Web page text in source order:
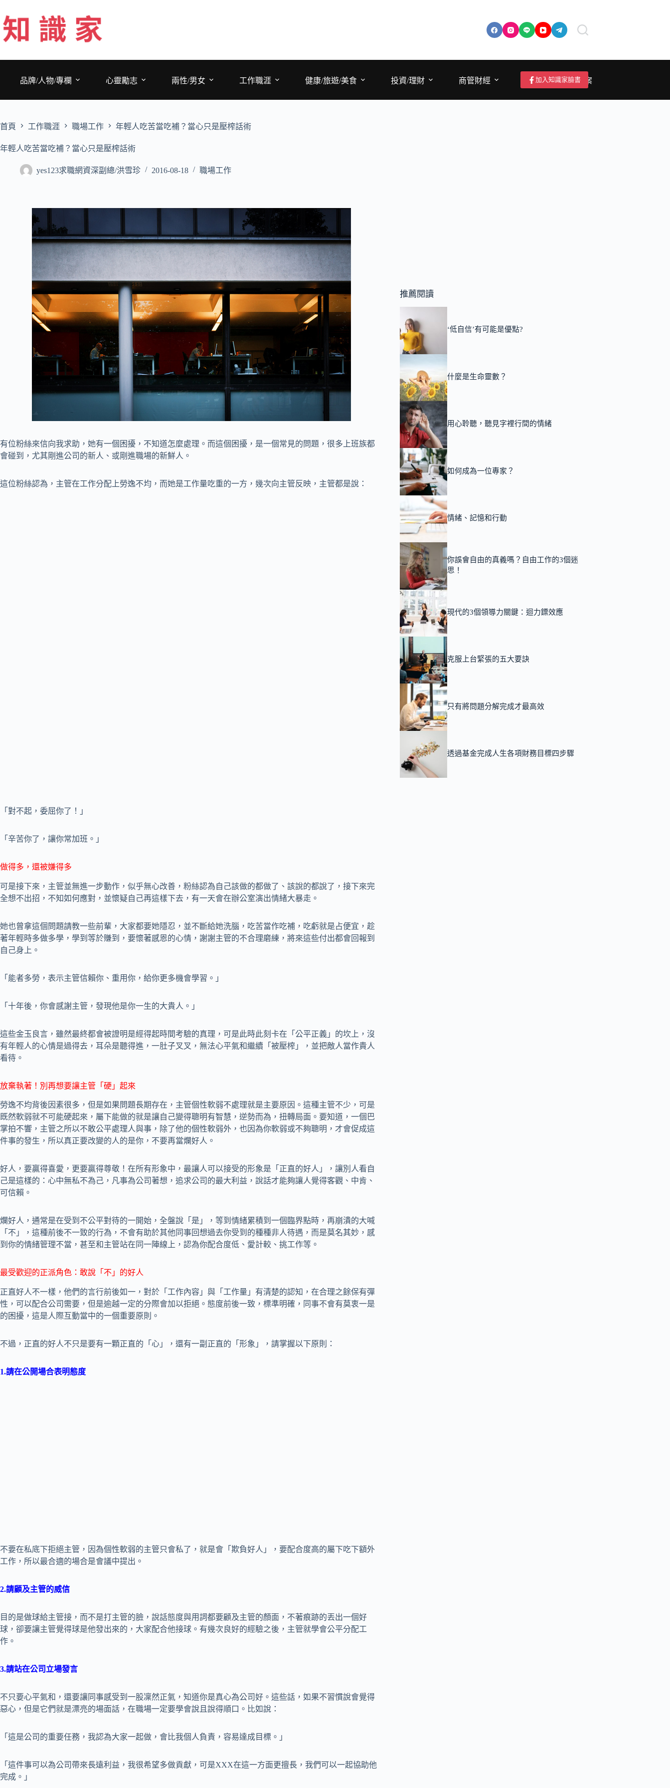
至
主
要
品牌/人物/專欄
心靈勵志 兩性/男女 工作職涯 健康/旅遊/美食 投資/理財 商管財經 成為作者/投稿/提案
加入知識家臉書
首頁 工作職涯 職場工作 年輕人吃苦當吃補？當心只是壓榨話術
年輕人吃苦當吃補？當心只是壓榨話術
yes123求職網資深副總/洪雪珍 2016-08-18 職場工作
有位粉絲來信向我求助，她有一個困擾，不知道怎麼處理。而這個困擾，是一個常見的問題，很多上班族都
會碰到，尤其剛進公司的新人、或剛進職場的新鮮人。
這位粉絲認為，主管在工作分配上勞逸不均，而她是工作量吃重的一方，幾次向主管反映，主管都是說：
「對不起，委屈你了！」
「辛苦你了，讓你常加班。」
做得多，還被嫌得多
可是接下來，主管並無進一步動作，似乎無心改善，粉絲認為自己該做的都做了、該說的都說了，接下來完
全想不出招，不知如何應對，並懷疑自己再這樣下去，有一天會在辦公室演出情緒大暴走。
她也曾拿這個問題請教一些前輩，大家都要她隱忍，並不斷給她洗腦，吃苦當作吃補，吃虧就是占便宜，趁
著年輕時多做多學，學到等於賺到，要懷著感恩的心情，謝謝主管的不合理磨練，將來這些付出都會回報到
自己身上。
「能者多勞，表示主管信賴你、重用你，給你更多機會學習。」
「十年後，你會感謝主管，發現他是你一生的大貴人。」
這些金玉良言，雖然最終都會被證明是經得起時間考驗的真理，可是此時此刻卡在「公平正義」的坎上，沒
有年輕人的心情是過得去，耳朵是聽得進，一肚子叉叉，無法心平氣和繼續「被壓榨」，並把敵人當作貴人
看待。
放棄執著！別再想要讓主管「硬」起來
勞逸不均背後因素很多，但是如果問題長期存在，主管個性軟弱不處理就是主要原因。這種主管不少，可是
既然軟弱就不可能硬起來，屬下能做的就是讓自己變得聰明有智慧，逆勢而為，扭轉局面。要知道，一個巴
掌拍不響，主管之所以不敢公平處理人與事，除了他的個性軟弱外，也因為你軟弱或不夠聰明，才會促成這
件事的發生，所以真正要改變的人的是你，不要再當爛好人。
好人，要贏得喜愛，更要贏得尊敬！在所有形象中，最讓人可以接受的形象是「正直的好人」，讓別人看自
己是這樣的：心中無私不為己，凡事為公司著想，追求公司的最大利益，說話才能夠讓人覺得客觀、中肯、
可信賴。
爛好人，通常是在受到不公平對待的一開始，全盤說「是」，等到情緒累積到一個臨界點時，再崩潰的大喊
「不」，這種前後不一致的行為，不會有助於其他同事回想過去你受到的種種非人待遇，而是莫名其妙，感
到你的情緒管理不當，甚至和主管站在同一陣線上，認為你配合度低、愛計較、挑工作等。
最受歡迎的正派角色：敢說「不」的好人
正直好人不一樣，他們的言行前後如一，對於「工作內容」與「工作量」有清楚的認知，在合理之餘保有彈
性，可以配合公司需要，但是逾越一定的分際會加以拒絕。態度前後一致，標準明確，同事不會有莫衷一是
的困擾，這是人際互動當中的一個重要原則。
不過，正直的好人不只是要有一顆正直的「心」，還有一副正直的「形象」，請掌握以下原則：
1.請在公開場合表明態度
不要在私底下拒絕主管，因為個性軟弱的主管只會私了，就是會「欺負好人」，要配合度高的屬下吃下額外
工作，所以最合適的場合是會議中提出。
2.請顧及主管的威信
目的是做球給主管接，而不是打主管的臉，說話態度與用詞都要顧及主管的顏面，不著痕跡的丟出一個好
球，卻要讓主管覺得球是他發出來的，大家配合他接球。有幾次良好的經驗之後，主管就學會公平分配工
作。
3.請站在公司立場發言
不只要心平氣和，還要讓同事感受到一股凜然正氣，知道你是真心為公司好。這些話，如果不習慣說會覺得
惡心，但是它們就是漂亮的場面話，在職場一定要學會說且說得順口。比如說：
「這是公司的重要任務，我認為大家一起做，會比我個人負責，容易達成目標。」
「這件事可以為公司帶來長遠利益，我很希望多做貢獻，可是XXX在這一方面更擅長，我們可以一起協助他
完成。」
推薦閱讀
‘低自信’有可能是優點?
什麼是生命靈數？
用心聆聽，聽見字裡行間的情緒
如何成為一位專家？
情緒、記憶和行動
你誤會自由的真義嗎？自由工作的3個迷
思！
現代的3個領導力關鍵：迴力鏢效應
克服上台緊張的五大要訣
只有將問題分解完成才最高效
透過基金完成人生各項財務目標四步驟